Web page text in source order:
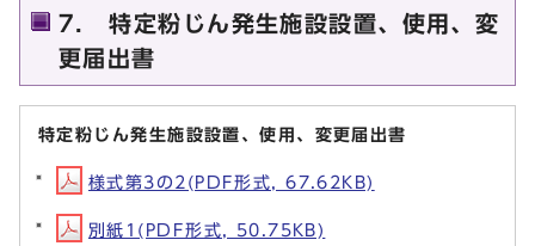
7． 特定粉じん発生施設設置、使用、変
更届出書
特定粉じん発生施設設置、使用、変更届出書
様式第3の2(PDF形式, 67.62KB)
別紙1(PDF形式, 50.75KB)